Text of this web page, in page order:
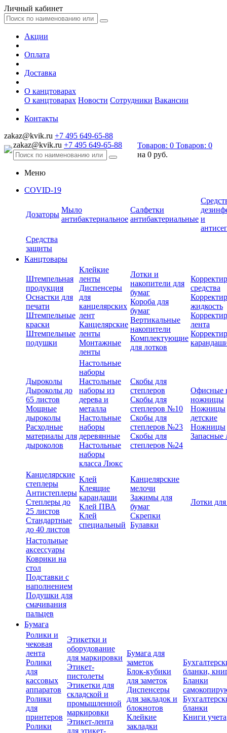
Личный кабинет
Акции
Оплата
Доставка
О канцтоварах
О канцтоварах Новости Сотрудники Вакансии
Контакты
zakaz@kvik.ru +7 495 649-65-88
zakaz@kvik.ru +7 495 649-65-88 Товаров: 0 Товаров: 0
на 0 руб.
Меню
COVID-19
Дозаторы
Мыло
антибактериальное
Салфетки
антибактериальные и
Средства
защиты
Канцтовары
Штемпельная
продукция
Оснастки для
печати
Штемпельные
краски
Штемпельные
подушки
Клейкие
ленты
Диспенсеры
для
канцелярских
лент
Канцелярские
ленты
Монтажные
ленты
Лотки и
накопители для
бумаг
Короба для
бумаг
Вертикальные
накопители
Комплектующие
для лотков
средства
жидкость
лента
Дыроколы
Дыроколы до
65 листов
Мощные
дыроколы
Расходные
материалы для
дыроколов
Настольные
наборы
Настольные
наборы из
дерева и
металла
Настольные
наборы
деревянные
Настольные
наборы
класса Люкс
Скобы для
степлеров
Скобы для
степлеров №10
Скобы для
степлеров №23
Скобы для
степлеров №24
Офисные
ножницы
Ножницы
детские
Ножницы
Запасные
Канцелярские
степлеры
Антистеплеры
Степлеры до
25 листов
Стандартные
до 40 листов
Клей
Клеящие
карандаши
Клей ПВА
Клей
специальный
Канцелярские
мелочи
Зажимы для
бумаг
Скрепки
Булавки
Лотки
Настольные
аксессуары
Коврики на
стол
Подставки с
наполнением
Подушки для
смачивания
пальцев
Бумага
Ролики и
чековая
лента
Ролики
для
кассовых
аппаратов
Ролики
для
принтеров
Ролики
Этикетки и
оборудование
для маркировки
Этикет-
пистолеты
Этикетки для
складской и
промышленной
маркировки
Этикет-лента
для этикет-
Бумага для
заметок
Блок-кубики
для заметок
Диспенсеры
для закладок и
блокнотов
Клейкие
закладки
бланки,
Бланки
бланки
Книги учета